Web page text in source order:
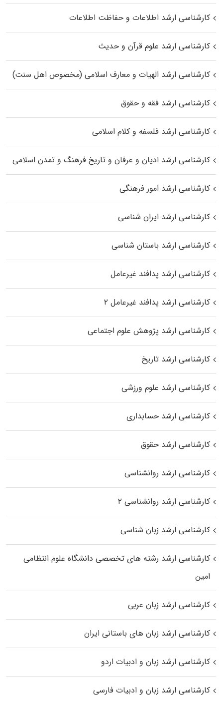
کارشناسی ارشد اطلاعات و حفاظت اطلاعات
کارشناسی ارشد علوم قرآن و حدیث
کارشناسی ارشد الهیات و معارف اسلامی (مخصوص اهل سنت)
کارشناسی ارشد فقه و حقوق
کارشناسی ارشد فلسفه و کلام اسلامی
کارشناسی ارشد ادیان و عرفان و تاریخ فرهنگ و تمدن اسلامی
کارشناسی ارشد امور فرهنگی
کارشناسی ارشد ایران شناسی
کارشناسی ارشد باستان شناسی
کارشناسی ارشد پدافند غیرعامل
کارشناسی ارشد پدافند غیرعامل ۲
کارشناسی ارشد پژوهش علوم اجتماعی
کارشناسی ارشد تاریخ
کارشناسی ارشد علوم ورزشی
کارشناسی ارشد حسابداری
کارشناسی ارشد حقوق
کارشناسی ارشد روانشناسی
کارشناسی ارشد روانشناسی ۲
کارشناسی ارشد زبان شناسی
کارشناسی ارشد رﺷﺘﻪ ﻫﺎی تخصصی داﻧﺸﮕﺎه ﻋﻠﻮم انتظامی
اﻣﻴﻦ
کارشناسی ارشد زبان عربی
کارشناسی ارشد زبان‌ های باستانی ایران
کارشناسی ارشد زبان و ادبیات اردو
کارشناسی ارشد زبان و ادبیات فارسی